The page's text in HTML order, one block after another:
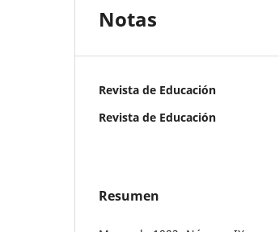
Notas
Revista de Educación
Revista de Educación
Resumen